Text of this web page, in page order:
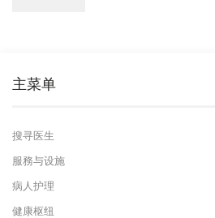
主菜单
搜寻医生
服務与设施
病人护理
健康枢纽